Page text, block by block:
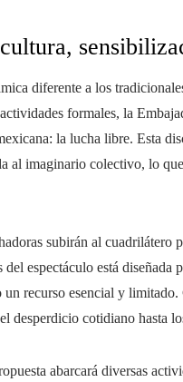
diferente a los
formales, la
la lucha libre. Esta
al imaginario colectivo, lo
subirán al cuadrilátero
espectáculo está diseñada
recurso esencial y
desperdicio cotidiano hasta
abarcará diversas